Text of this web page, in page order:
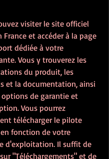
visiter le site officiel
France et accéder à la page
dédiée à votre
Vous y trouverez les
du produit, les
et la documentation, ainsi
options de garantie et
Vous pourrez
télécharger le pilote
fonction de votre
d'exploitation. Il suffit de
"Téléchargements" et de